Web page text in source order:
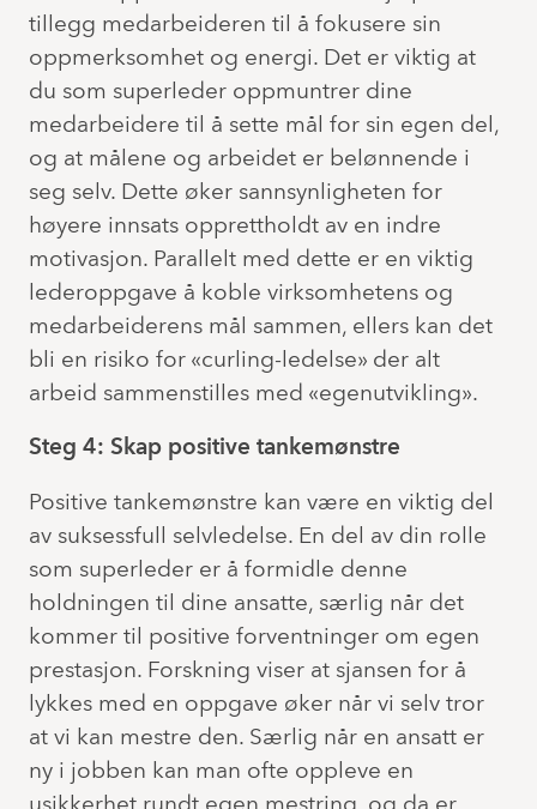
tillegg medarbeideren til å fokusere sin
oppmerksomhet og energi. Det er viktig at
du som superleder oppmuntrer dine
medarbeidere til å sette mål for sin egen del,
og at målene og arbeidet er belønnende i
seg selv. Dette øker sannsynligheten for
høyere innsats opprettholdt av en indre
motivasjon. Parallelt med dette er en viktig
lederoppgave å koble virksomhetens og
medarbeiderens mål sammen, ellers kan det
bli en risiko for «curling-ledelse» der alt
arbeid sammenstilles med «egenutvikling».
Steg 4: Skap positive tankemønstre
Positive tankemønstre kan være en viktig del
av suksessfull selvledelse. En del av din rolle
som superleder er å formidle denne
holdningen til dine ansatte, særlig når det
kommer til positive forventninger om egen
prestasjon. Forskning viser at sjansen for å
lykkes med en oppgave øker når vi selv tror
at vi kan mestre den. Særlig når en ansatt er
ny i jobben kan man ofte oppleve en